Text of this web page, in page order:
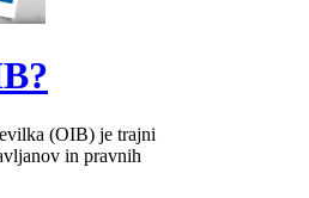
(OIB) je trajni
in pravnih